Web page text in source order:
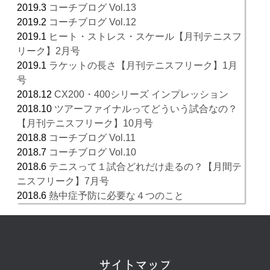
2019.3 コーチブログ Vol.13
2019.2 コーチブログ Vol.12
2019.1 ヒート・ストレス・スケール【月刊テニスフ
リーク】2月号
2019.1 ラケットの長さ【月刊テニスフリーク】1月
号
2018.12 CX200・400シリーズ インプレッション
2018.10 ツアーファイナルってどういう試合なの？
【月刊テニスフリーク】10月号
2018.8 コーチブログ Vol.11
2018.7 コーチブログ Vol.10
2018.6 テニスって１試合どれだけ走るの？【月間テ
ニスフリーク】7月号
2018.6 熱中症予防に必要な４つのこと
サイトマップ